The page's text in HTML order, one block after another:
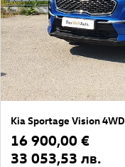
Kia Sportage Vision 4WD
16 900,00 €
33 053,53 лв.